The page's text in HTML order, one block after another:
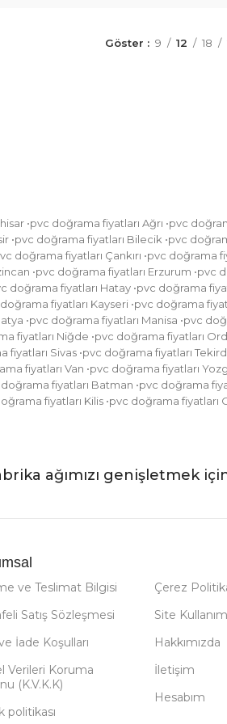
Göster 9 12 18
•pvc doğrama fiyatları Ağrı •pvc
•pvc doğrama fiyatları Bilecik •pvc
fiyatları Çankırı •pvc
•pvc doğrama fiyatları Erzurum
fiyatları Hatay •pvc doğrama
fiyatları Kayseri •pvc doğrama
•pvc doğrama fiyatları Manisa •pvc
fiyatları Niğde •pvc doğrama fiyatları
Sivas •pvc doğrama fiyatları
fiyatları Van •pvc doğrama fiyatları
fiyatları Batman •pvc doğrama
fiyatları Kilis •pvc doğrama
ağımızı genişletmek
ve Teslimat Bilgisi
Satış Sözleşmesi
İade Koşulları
Verileri Koruma
(K.V.K.K)
politikası
Çerez
Site
Hakkımızda
İletişim
Hesabım